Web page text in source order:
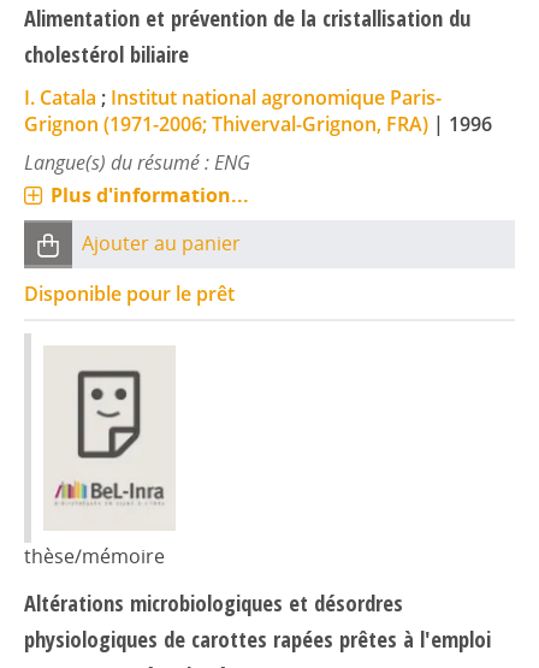
Alimentation et prévention de la cristallisation du
cholestérol biliaire
I. Catala ; Institut national agronomique Paris-
Grignon (1971-2006; Thiverval-Grignon, FRA) | 1996
Langue(s) du résumé : ENG
Plus d'information...
Ajouter au panier
Disponible pour le prêt
thèse/mémoire
Altérations microbiologiques et désordres
physiologiques de carottes rapées prêtes à l'emploi